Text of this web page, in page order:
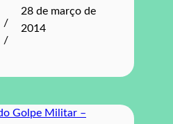
/
/
28 de março de
2014